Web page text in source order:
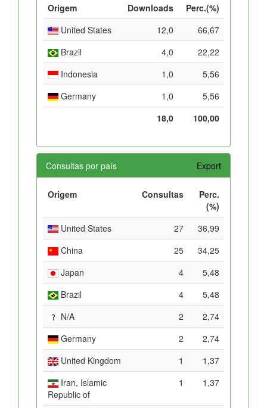
Origem Downloads
Perc.(%)
United States
12,0
66,67
Brazil
4,0
22,22
Indonesia
1,0
5,56
Germany
1,0
5,56
18,0
100,00
Consultas por país Export
Origem Consultas
Perc.
(%)
United States
27
36,99
China
25
34,25
Japan
4
5,48
Brazil
4
5,48
N/A
2
2,74
Germany
2
2,74
United Kingdom
1
1,37
Iran, Islamic
Republic of
1 1,37